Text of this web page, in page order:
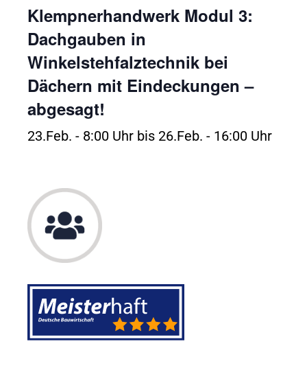
Klempnerhandwerk Modul 3:
Dachgauben in
Winkelstehfalztechnik bei
Dächern mit Eindeckungen –
abgesagt!
23.Feb. - 8:00 Uhr bis 26.Feb. - 16:00 Uhr